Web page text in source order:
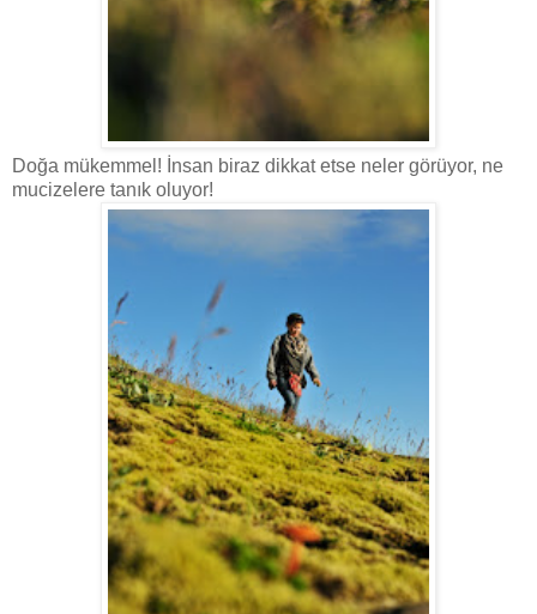
Doğa mükemmel! İnsan biraz dikkat etse neler görüyor, ne
mucizelere tanık oluyor!